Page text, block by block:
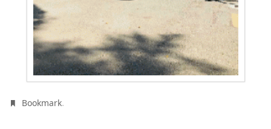
Bookmark.